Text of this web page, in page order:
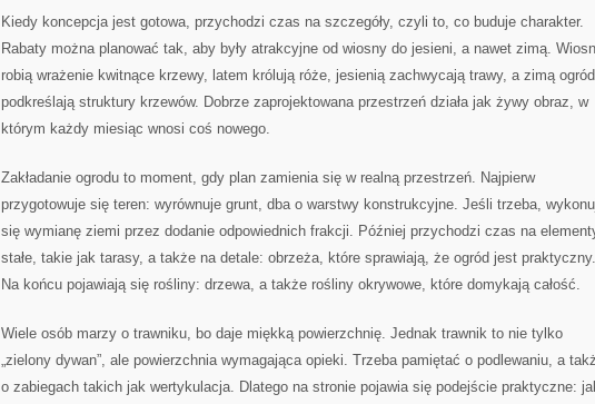
Kiedy koncepcja jest gotowa, przychodzi czas na szczegóły, czyli to, co buduje charakter.
Rabaty można planować tak, aby były atrakcyjne od wiosny do jesieni, a nawet zimą.
robią wrażenie kwitnące krzewy, latem królują róże, jesienią zachwycają trawy, a zimą ogród
podkreślają struktury krzewów. Dobrze zaprojektowana przestrzeń działa jak żywy obraz, w
którym każdy miesiąc wnosi coś nowego.
Zakładanie ogrodu to moment, gdy plan zamienia się w realną przestrzeń. Najpierw
przygotowuje się teren: wyrównuje grunt, dba o warstwy konstrukcyjne. Jeśli trzeba,
się wymianę ziemi przez dodanie odpowiednich frakcji. Później przychodzi czas na
stałe, takie jak tarasy, a także na detale: obrzeża, które sprawiają, że ogród jest praktyczny.
Na końcu pojawiają się rośliny: drzewa, a także rośliny okrywowe, które domykają całość.
Wiele osób marzy o trawniku, bo daje miękką powierzchnię. Jednak trawnik to nie tylko
„zielony dywan”, ale powierzchnia wymagająca opieki. Trzeba pamiętać o podlewaniu, a
o zabiegach takich jak wertykulacja. Dlatego na stronie pojawia się podejście praktyczne: